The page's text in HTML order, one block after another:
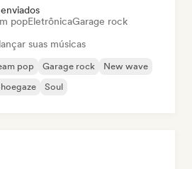
popEletrônicaGarage rock
suas músicas
pop Garage rock
New wave
Soul